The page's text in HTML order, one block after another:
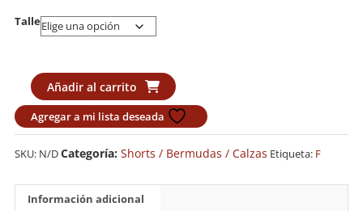
Talle
Bermuda
MMA
Tribo
"Soldier"
cantidad
Añadir al carrito
Agregar a mi lista deseada
SKU: N/DCategoría: Shorts / Bermudas / Calzas Etiqueta: F
Información adicional